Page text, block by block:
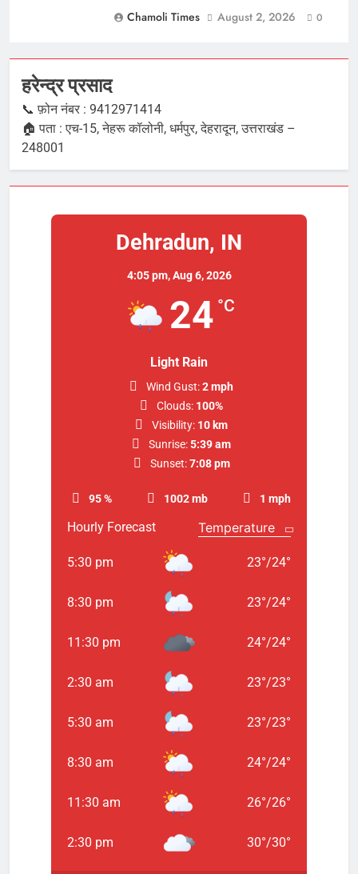
Chamoli Times
August 2, 2026 0
हरेन्द्र प्रसाद
📞 फ़ोन नंबर : 9412971414
🏠 पता : एच-15, नेहरू कॉलोनी, धर्मपुर, देहरादून, उत्तराखंड –
248001
Dehradun, IN
4:05 pm,Aug 6, 2026
24 °C
Light Rain
95 % 1002 mb 1 mph
Wind Gust:2 mph
Clouds: 100%
Visibility: 10 km
Sunrise:5:39 am
Sunset: 7:08 pm
Hourly Forecast
5:30 pm 23°/24°
8:30 pm 23°/24°
11:30 pm 24°/24°
2:30 am 23°/23°
5:30 am 23°/23°
8:30 am 24°/24°
11:30 am 26°/26°
2:30 pm 30°/30°